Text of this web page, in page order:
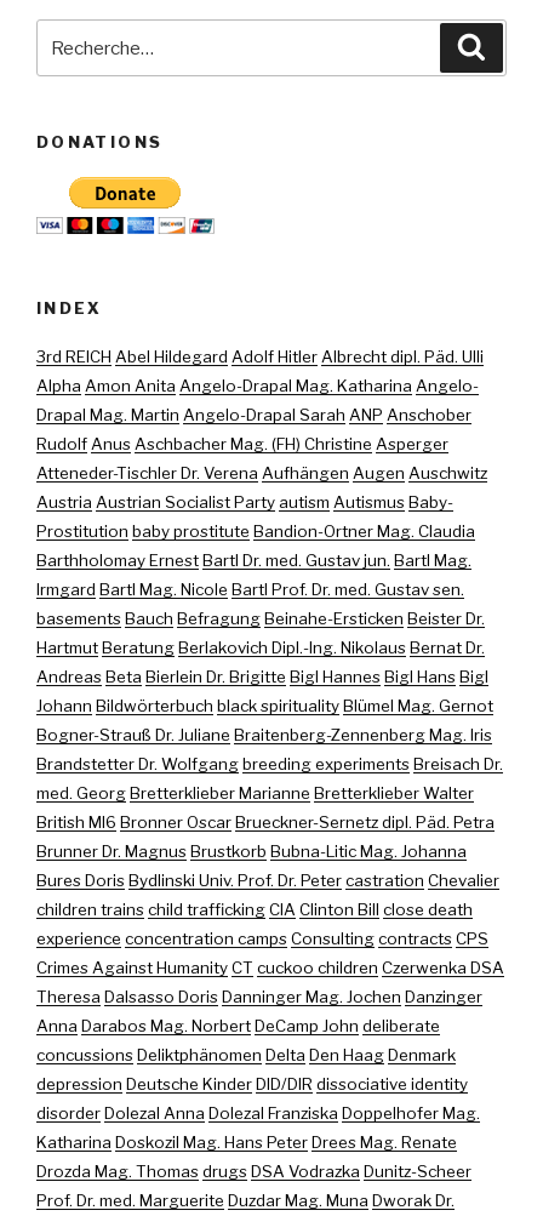
DONATIONS
INDEX
3rd REICH Abel Hildegard Adolf HitlerAlbrecht dipl. Päd. Ulli
Alpha Amon Anita Angelo-Drapal Mag. Katharina Angelo-
Drapal Mag. Martin Angelo-Drapal Sarah ANP Anschober
RudolfAnusAschbacher Mag. (FH) Christine Asperger
Atteneder-Tischler Dr. Verena Aufhängen Augen Auschwitz
Austria Austrian Socialist Party autism AutismusBaby-
Prostitution baby prostitute Bandion-Ortner Mag. Claudia
Barthholomay ErnestBartl Dr. med. Gustav jun. Bartl Mag.
Irmgard Bartl Mag. Nicole Bartl Prof. Dr. med. Gustav sen.
basementsBauch BefragungBeinahe-Ersticken Beister Dr.
HartmutBeratungBerlakovich Dipl.-Ing. NikolausBernat Dr.
AndreasBeta Bierlein Dr. Brigitte Bigl HannesBigl HansBigl
Johann Bildwörterbuch black spiritualityBlümel Mag. Gernot
Bogner-Strauß Dr. Juliane Braitenberg-Zennenberg Mag. Iris
Brandstetter Dr. Wolfgangbreeding experimentsBreisach Dr.
med. GeorgBretterklieber Marianne Bretterklieber Walter
British MI6 Bronner OscarBrueckner-Sernetz dipl. Päd. Petra
Brunner Dr. MagnusBrustkorb Bubna-Litic Mag. Johanna
Bures DorisBydlinski Univ. Prof. Dr. Petercastration Chevalier
children trainschild traffickingCIA Clinton Bill close death
experience concentration campsConsultingcontractsCPS
Crimes Against HumanityCT cuckoo children Czerwenka DSA
Theresa Dalsasso DorisDanninger Mag. Jochen Danzinger
Anna Darabos Mag. NorbertDeCamp John deliberate
concussionsDeliktphänomen Delta Den HaagDenmark
depression Deutsche KinderDID/DIR dissociative identity
disorderDolezal Anna Dolezal Franziska Doppelhofer Mag.
Katharina Doskozil Mag. Hans PeterDrees Mag. Renate
Drozda Mag. ThomasdrugsDSA Vodrazka Dunitz-Scheer
Prof. Dr. med. Marguerite Duzdar Mag. Muna Dworak Dr.